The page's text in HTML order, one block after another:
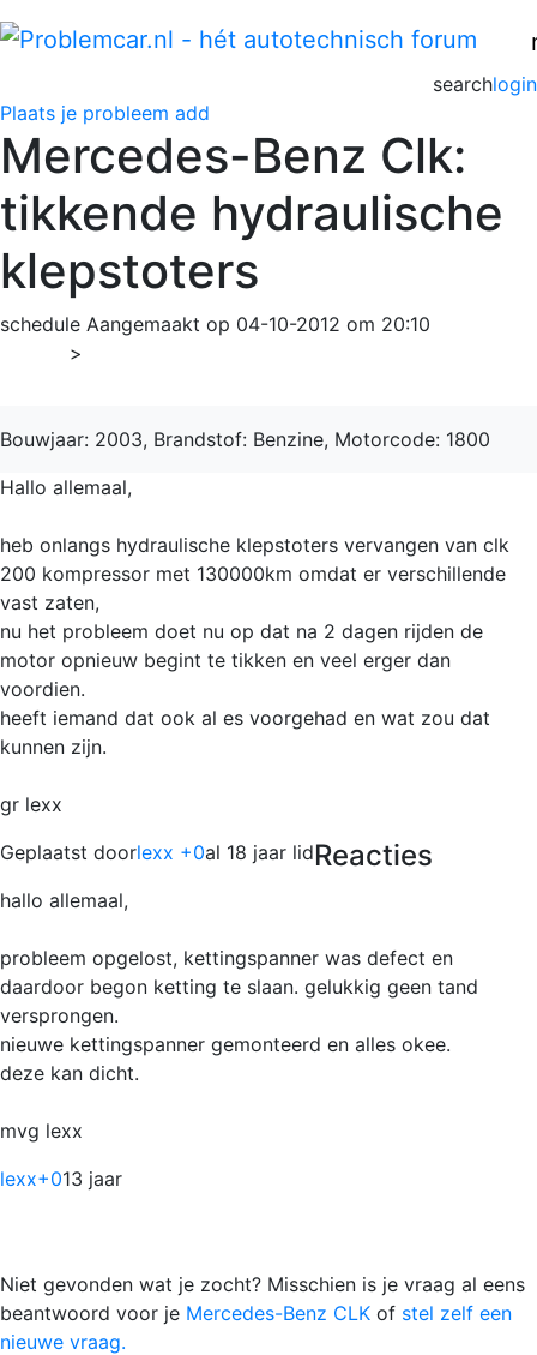
login
search
Plaats je probleem add
Mercedes-Benz Clk:
tikkende hydraulische
klepstoters
schedule Aangemaakt op 04-10-2012 om 20:10
>
Bouwjaar: 2003, Brandstof: Benzine, Motorcode: 1800
Hallo allemaal,
heb onlangs hydraulische klepstoters vervangen van clk
200 kompressor met 130000km omdat er verschillende
vast zaten,
nu het probleem doet nu op dat na 2 dagen rijden de
motor opnieuw begint te tikken en veel erger dan
voordien.
heeft iemand dat ook al es voorgehad en wat zou dat
kunnen zijn.
gr lexx
Geplaatst doorlexx +0al 18 jaar lidReacties
hallo allemaal,
probleem opgelost, kettingspanner was defect en
daardoor begon ketting te slaan. gelukkig geen tand
versprongen.
nieuwe kettingspanner gemonteerd en alles okee.
deze kan dicht.
mvg lexx
lexx+013 jaar
Niet gevonden wat je zocht? Misschien is je vraag al eens
beantwoord voor je Mercedes-Benz CLK of stel zelf een
nieuwe vraag.